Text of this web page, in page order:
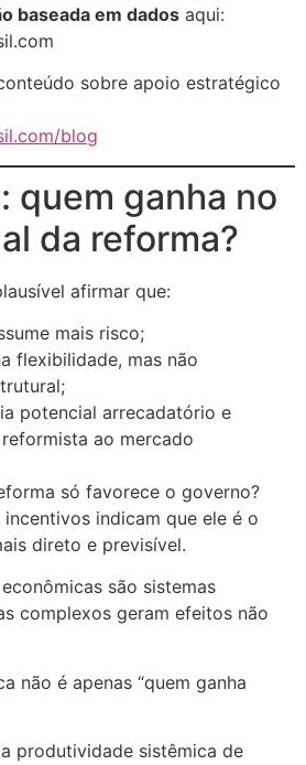
baseada em dados aqui:
sobre apoio estratégico
blog
quem ganha no
da reforma?
afirmar que:
mais risco;
flexibilidade, mas não
potencial arrecadatório e
ao mercado
só favorece o governo?
indicam que ele é o
direto e previsível.
são sistemas
complexos geram efeitos não
não é apenas “quem ganha
produtividade sistêmica de